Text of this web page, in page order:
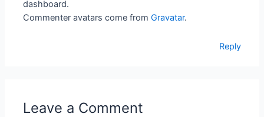
dashboard.
Commenter avatars come fromGravatar.
Reply
Leave a Comment